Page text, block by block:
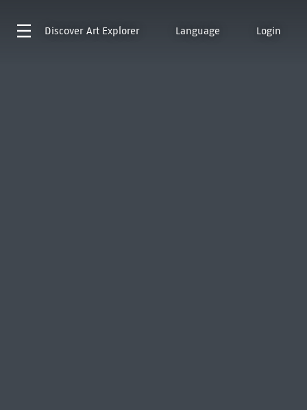
Discover Art Explorer Language Login